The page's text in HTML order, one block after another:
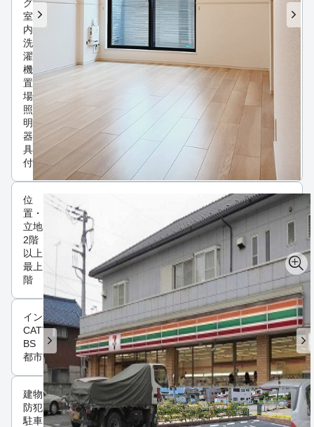
グ
室
内
洗
濯
機
置
場
照
明
器
具
付
位
置・
立地
2階
以上
最上
階
インフラ
CATV
BS
都市ガス
建物設備
防犯カメラ
駐車場